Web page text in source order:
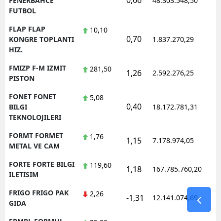
FUTBOL
FLAP FLAP
KONGRE TOPLANTI
HIZ.
10,10
0,70 1.837.270,29
FMIZP F-M IZMIT
PISTON
281,50 1,26 2.592.276,25
FONET FONET
BILGI
TEKNOLOJILERI
5,08
0,40 18.172.781,31
FORMT FORMET
METAL VE CAM
1,76 1,15 7.178.974,05
FORTE FORTE BILGI
ILETISIM
119,60 1,18 167.785.760,20
FRIGO FRIGO PAK
GIDA
2,26 -1,31 12.141.074,69